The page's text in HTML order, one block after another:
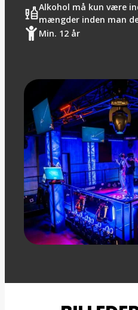
Alkohol må kun være
mængder inden man
Min. 12 år